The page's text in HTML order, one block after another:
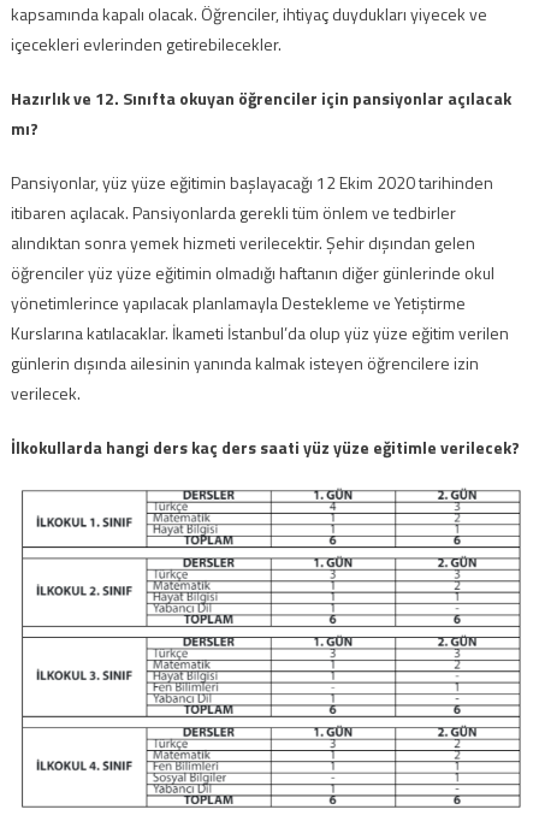
kapsamında kapalı olacak. Öğrenciler, ihtiyaç duydukları yiyecek ve
içecekleri evlerinden getirebilecekler.
Hazırlık ve 12. Sınıfta okuyan öğrenciler için pansiyonlar açılacak
mı?
Pansiyonlar, yüz yüze eğitimin başlayacağı 12 Ekim 2020 tarihinden
itibaren açılacak. Pansiyonlarda gerekli tüm önlem ve tedbirler
alındıktan sonra yemek hizmeti verilecektir. Şehir dışından gelen
öğrenciler yüz yüze eğitimin olmadığı haftanın diğer günlerinde okul
yönetimlerince yapılacak planlamayla Destekleme ve Yetiştirme
Kurslarına katılacaklar. İkameti İstanbul’da olup yüz yüze eğitim verilen
günlerin dışında ailesinin yanında kalmak isteyen öğrencilere izin
verilecek.
İlkokullarda hangi ders kaç ders saati yüz yüze eğitimle verilecek?